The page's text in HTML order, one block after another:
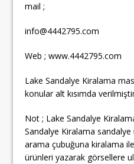
mail ;
info@4442795.com
Web ; www.4442795.com
Lake Sandalye Kiralama
konular alt kısımda
Not ; Lake Sandalye
Sandalye Kiralama
arama çubuğuna kiralama
ürünleri yazarak görsellere